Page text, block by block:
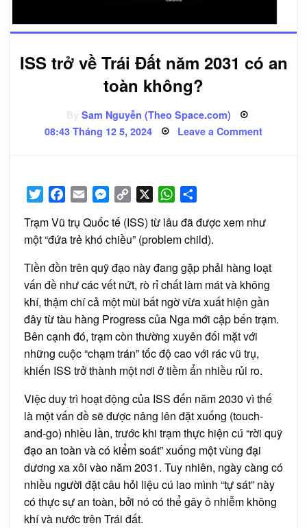
ISS trở về Trái Đất năm 2031 có an
toàn không?
Sam Nguyễn (Theo Space.com)
Posted
08:43 Tháng 12 5, 2024 Leave a Commenton
an
toàn
TwitterFacebook
Email Messenger
Copy
WhatsApp
Trạm Vũ trụ Quốc tế (ISS) từ lâu đã được xem như
một “đứa trẻ khó chiều” (problem child).
Tiền đồn trên quỹ đạo này đang gặp phải hàng loạt
vấn đề như các vết nứt, rò rỉ chất làm mát và không
khí, thậm chí cả một mùi bất ngờ vừa xuất hiện gần
đây từ tàu hàng Progress của Nga mới cập bến trạm.
Bên cạnh đó, trạm còn thường xuyên đối mặt với
những cuộc “chạm trán” tốc độ cao với rác vũ trụ,
khiến ISS trở thành một nơi ở tiềm ẩn nhiều rủi ro.
Việc duy trì hoạt động của ISS đến năm 2030 vì thế
là một vấn đề sẽ được nâng lên đặt xuống (touch-
and-go) nhiều lần, trước khi trạm thực hiện cú “rời quỹ
đạo an toàn và có kiểm soát” xuống một vùng đại
dương xa xôi vào năm 2031. Tuy nhiên, ngày càng có
nhiều người đặt câu hỏi liệu cú lao mình “tự sát” này
có thực sự an toàn, bởi nó có thể gây ô nhiễm không
khí và nước trên Trái đất.